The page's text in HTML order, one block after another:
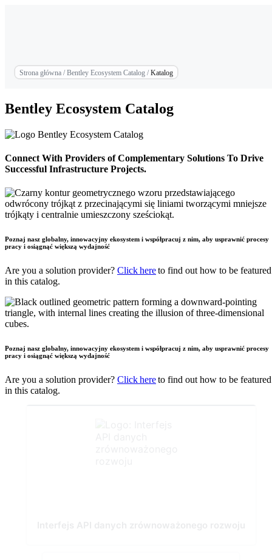
Strona główna / Bentley Ecosystem Catalog / Katalog
Bentley Ecosystem Catalog
Connect With Providers of Complementary Solutions To Drive
Successful Infrastructure Projects.
Poznaj nasz globalny, innowacyjny ekosystem i współpracuj z nim, aby usprawnić procesy
pracy i osiągnąć większą wydajność
Are you a solution provider? Click hereto find out how to be featured
in this catalog.
Poznaj nasz globalny, innowacyjny ekosystem i współpracuj z nim, aby usprawnić procesy
pracy i osiągnąć większą wydajność
Are you a solution provider? Click hereto find out how to be featured
in this catalog.